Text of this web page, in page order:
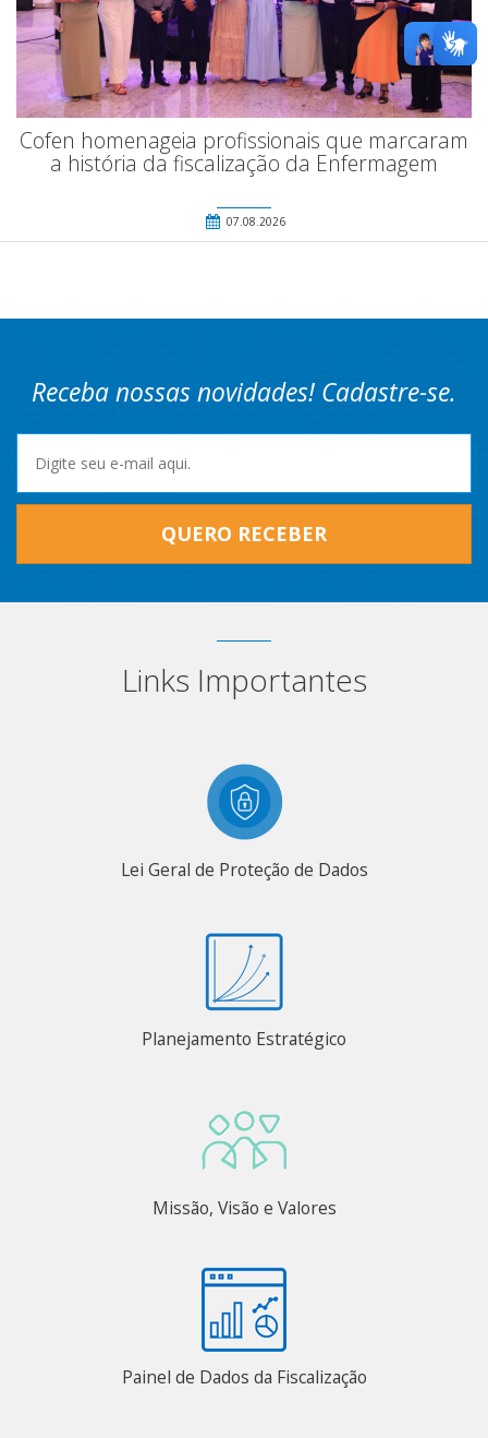
Cofen homenageia profissionais que marcaram
a história da fiscalização da Enfermagem
07.08.2026
Receba nossas novidades! Cadastre-se.
QUERO RECEBER
Links Importantes
Lei Geral de Proteção de Dados
Planejamento Estratégico
Missão, Visão e Valores
Painel de Dados da Fiscalização